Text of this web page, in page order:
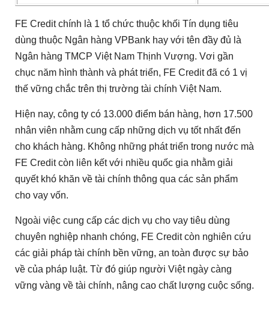
FE Credit chính là 1 tổ chức thuộc khối Tín dụng tiêu
dùng thuộc Ngân hàng VPBank hay với tên đầy đủ là
Ngân hàng TMCP Việt Nam Thịnh Vượng. Vơi gần
chục năm hình thành và phát triển, FE Credit đã có 1 vị
thế vững chắc trên thị trường tài chính Việt Nam.
Hiện nay, công ty có 13.000 điểm bán hàng, hơn 17.500
nhân viên nhằm cung cấp những dịch vụ tốt nhất đến
cho khách hàng. Không những phát triển trong nước mà
FE Credit còn liên kết với nhiều quốc gia nhằm giải
quyết khó khăn về tài chính thông qua các sản phẩm
cho vay vốn.
Ngoài việc cung cấp các dịch vụ cho vay tiêu dùng
chuyên nghiệp nhanh chóng, FE Credit còn nghiên cứu
các giải pháp tài chính bền vững, an toàn được sự bảo
về của pháp luật. Từ đó giúp người Việt ngày càng
vững vàng về tài chính, nâng cao chất lượng cuộc sống.